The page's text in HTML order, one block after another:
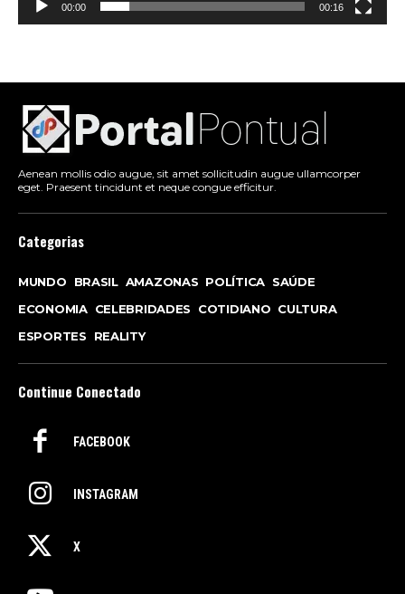
00:00 00:16
Aenean mollis odio augue, sit amet sollicitudin augue ullamcorper
eget. Praesent tincidunt et neque congue efficitur.
Categorias
MUNDO BRASIL AMAZONAS POLÍTICA SAÚDE
ECONOMIA CELEBRIDADES COTIDIANO CULTURA
ESPORTES
REALITY
Continue Conectado
FACEBOOK
INSTAGRAM
X